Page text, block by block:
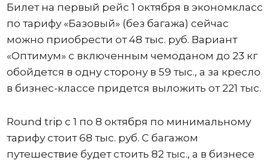
Билет на первый рейс 1 октября в экономкласс
по тарифу «Базовый» (без багажа) сейчас
можно приобрести от 48 тыс. руб. Вариант
«Оптимум» с включенным чемоданом до 23 кг
обойдется в одну сторону в 59 тыс., а за кресло
в бизнес-классе придется выложить от 221 тыс.
Round trip с 1 по 8 октября по минимальному
тарифу стоит 68 тыс. руб. С багажом
путешествие будет стоить 82 тыс., а в бизнесе